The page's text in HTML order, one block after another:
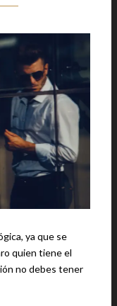
ya que se
quien tiene el